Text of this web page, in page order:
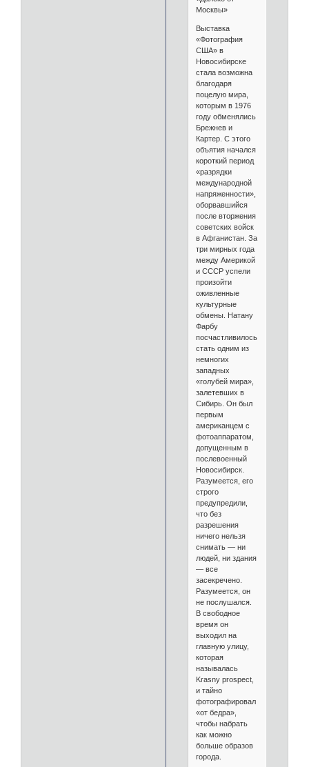
Москвы»
Выставка
«Фотография
США» в
Новосибирске
стала возможна
благодаря
поцелую мира,
которым в 1976
году обменялись
Брежнев и
Картер. С этого
объятия начался
короткий период
«разрядки
международной
напряженности»,
оборвавшийся
после вторжения
советских войск
в Афганистан. За
три мирных года
между Америкой
и СССР успели
произойти
оживленные
культурные
обмены. Натану
Фарбу
посчастливилось
стать одним из
немногих
западных
«голубей мира»,
залетевших в
Сибирь. Он был
первым
американцем с
фотоаппаратом,
допущенным в
послевоенный
Новосибирск.
Разумеется, его
строго
предупредили,
что без
разрешения
ничего нельзя
снимать — ни
людей, ни здания
— все
засекречено.
Разумеется, он
не послушался.
В свободное
время он
выходил на
главную улицу,
которая
называлась
Krasny prospect,
и тайно
фотографировал
«от бедра»,
чтобы набрать
как можно
больше образов
города.